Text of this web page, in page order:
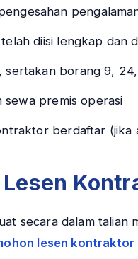
diisi lengkap dan
sertakan borang 9,
sewa premis operasi
berdaftar (jika
secara dalam
lesen kontraktor